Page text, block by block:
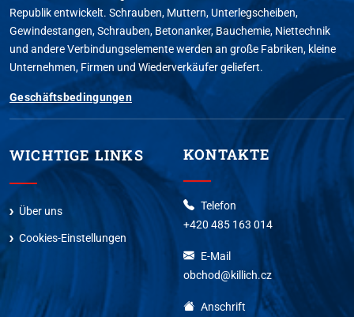
Republik entwickelt. Schrauben, Muttern, Unterlegscheiben,
Gewindestangen, Schrauben, Betonanker, Bauchemie, Niettechnik
und andere Verbindungselemente werden an große Fabriken, kleine
Unternehmen, Firmen und Wiederverkäufer geliefert.
Geschäftsbedingungen
WICHTIGE LINKS
Über uns
Cookies-Einstellungen
KONTAKTE
Telefon
+420 485 163 014
E-Mail
obchod@killich.cz
Anschrift